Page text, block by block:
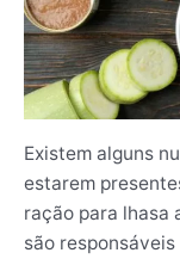
Existem alguns
estarem
ração para lhasa
são